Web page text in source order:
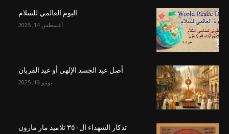
اليوم العالمي للسلام
أغسطس 14, 2025
أصل عيد الجسد الإلهي أو عيد القربان
يونيو 19, 2025
تذكار الشهداء ال٣٥٠ تلاميذ مار مارون